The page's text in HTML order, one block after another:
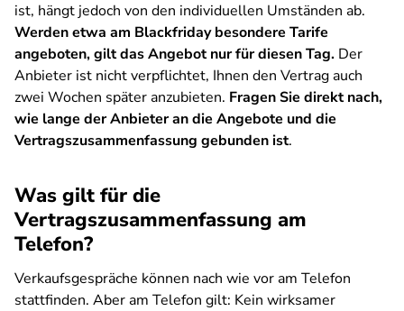
ist, hängt jedoch von den individuellen Umständen ab.
Werden etwa am Blackfriday besondere Tarife
angeboten, gilt das Angebot nur für diesen Tag. Der
Anbieter ist nicht verpflichtet, Ihnen den Vertrag auch
zwei Wochen später anzubieten. Fragen Sie direkt nach,
wie lange der Anbieter an die Angebote und die
Vertragszusammenfassung gebunden ist.
Was gilt für die
Vertragszusammenfassung am
Telefon?
Verkaufsgespräche können nach wie vor am Telefon
stattfinden. Aber am Telefon gilt: Kein wirksamer